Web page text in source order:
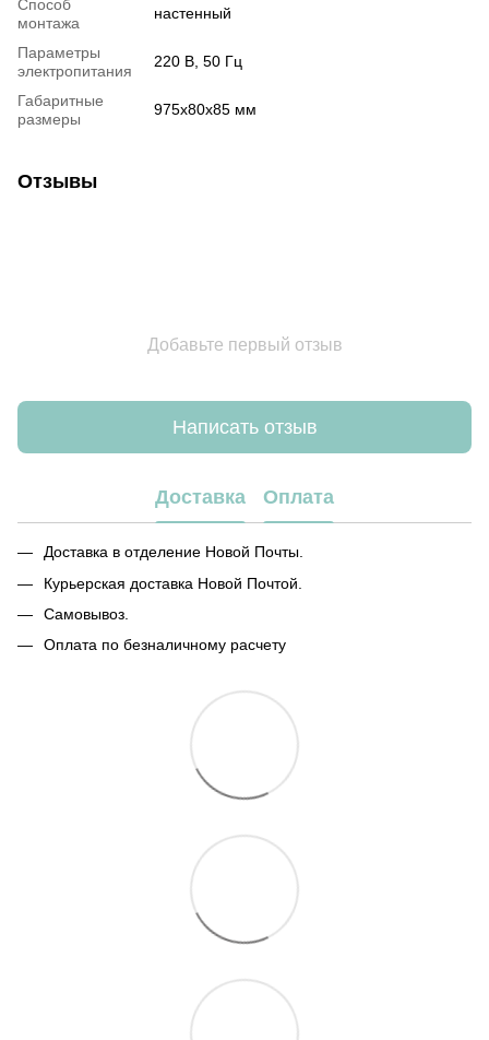
Способ
монтажа
настенный
Параметры
электропитания
220 B, 50 Гц
Габаритные
размеры
975x80x85 мм
Отзывы
Добавьте первый отзыв
Написать отзыв
Доставка Оплата
Доставка в отделение Новой Почты.
Курьерская доставка Новой Почтой.
Самовывоз.
Оплата по безналичному расчету